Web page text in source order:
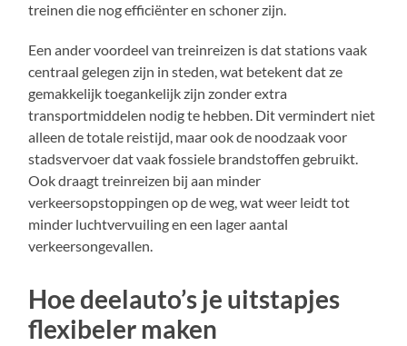
treinen die nog efficiënter en schoner zijn.
Een ander voordeel van treinreizen is dat stations vaak
centraal gelegen zijn in steden, wat betekent dat ze
gemakkelijk toegankelijk zijn zonder extra
transportmiddelen nodig te hebben. Dit vermindert niet
alleen de totale reistijd, maar ook de noodzaak voor
stadsvervoer dat vaak fossiele brandstoffen gebruikt.
Ook draagt treinreizen bij aan minder
verkeersopstoppingen op de weg, wat weer leidt tot
minder luchtvervuiling en een lager aantal
verkeersongevallen.
Hoe deelauto’s je uitstapjes
flexibeler maken